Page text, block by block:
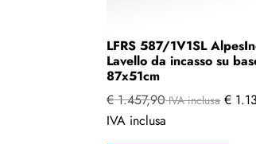
LFRS 587/1V1SL
Lavello da incasso su
87x51cm
€1.457,90 IVA inclusa €
IVA inclusa